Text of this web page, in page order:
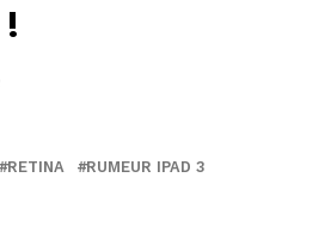
RETINA RUMEUR IPAD 3